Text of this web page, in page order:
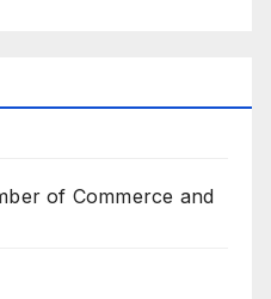
of Commerce and